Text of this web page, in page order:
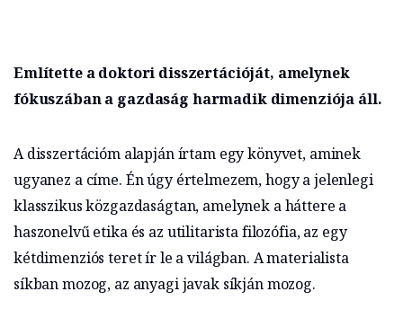
Említette a doktori disszertációját, amelynek
fókuszában a gazdaság harmadik dimenziója áll.
A disszertációm alapján írtam egy könyvet, aminek
ugyanez a címe. Én úgy értelmezem, hogy a jelenlegi
klasszikus közgazdaságtan, amelynek a háttere a
haszonelvű etika és az utilitarista filozófia, az egy
kétdimenziós teret ír le a világban. A materialista
síkban mozog, az anyagi javak síkján mozog.